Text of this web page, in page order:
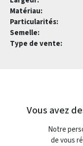
Matériau:
Particularités:
Semelle:
Type de vente:
Vous avez
Notre
de vous